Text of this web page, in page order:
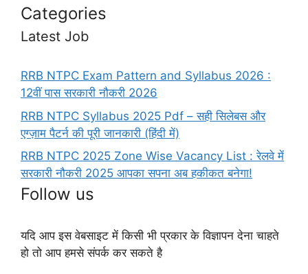
Categories
Latest Job
RRB NTPC Exam Pattern and Syllabus 2026 :
12वीं पास सरकारी नौकरी 2026
RRB NTPC Syllabus 2025 Pdf – सही सिलेबस और
एग्ज़ाम पैटर्न की पूरी जानकारी (हिंदी में)
RRB NTPC 2025 Zone Wise Vacancy List : रेलवे में
सरकारी नौकरी 2025 आपका सपना अब हकीकत बनेगा!
Follow us
यदि आप इस वेबसाइट में किसी भी प्रकार के विज्ञापन देना चाहते
हो तो आप हमसे संपर्क कर सकते है